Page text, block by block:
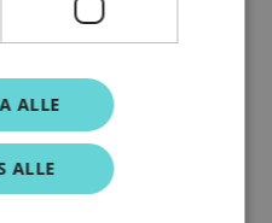
ALLE
ALLE